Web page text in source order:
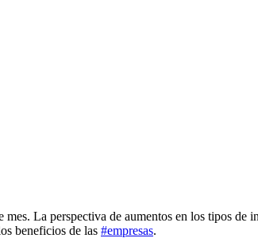
La perspectiva de aumentos en los tipos de
beneficios de las #empresas.